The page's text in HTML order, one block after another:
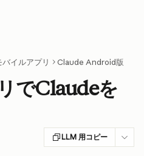
イルアプリ Claude Android版
でClaudeを
LLM 用コピー